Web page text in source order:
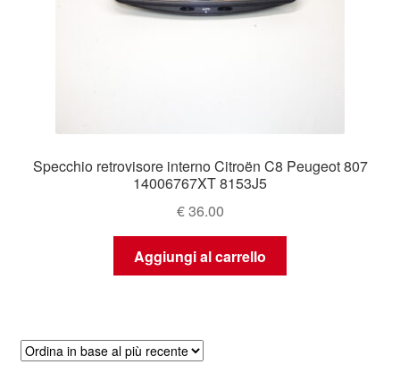
Specchio retrovisore interno Citroën C8 Peugeot 807
14006767XT 8153J5
€36.00
Aggiungi al carrello